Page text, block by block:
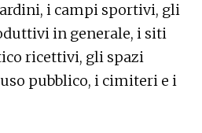
i campi sportivi, gli
in generale, i siti
ricettivi, gli spazi
pubblico, i cimiteri e i